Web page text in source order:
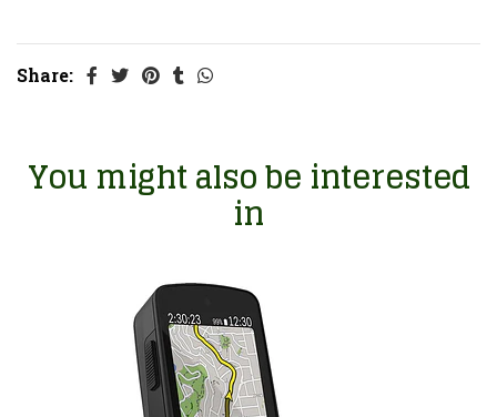
Share:
You might also be interested
in